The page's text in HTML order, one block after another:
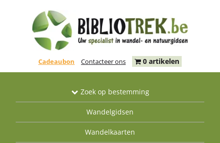
Cadeaubon Contacteer ons 0 artikelen
Zoek op bestemming
Wandelgidsen
Wandelkaarten